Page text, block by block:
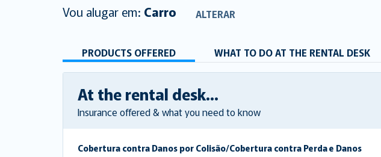
Vou alugar em: Carro ALTERAR
PRODUCTS OFFERED WHAT TO DO AT THE RENTAL DESK
At the rental desk...
Insurance offered & what you need to know
Cobertura contra Danos por Colisão/Cobertura contra Perda e Danos